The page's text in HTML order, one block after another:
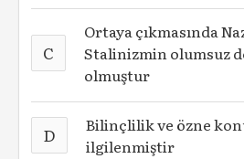
C
Ortaya çıkmasında
Stalinizmin olumsuz
olmuştur
D
Bilinçlilik ve özne
ilgilenmiştir